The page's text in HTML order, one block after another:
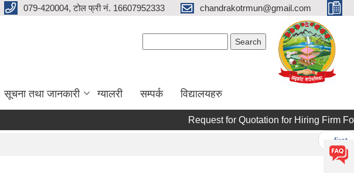
079-420004, टोल फ्री नं. 16607952333 chandrakotrmun@gmail.com
सूचना तथा जानकारी ग्यालरी सम्पर्क विद्यालयहरु
Request for Quotation for Hiring Firm For